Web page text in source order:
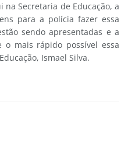
Secretaria de Educação, a
para a polícia fazer essa
sendo apresentadas e a
o mais rápido possível essa
Ismael Silva.